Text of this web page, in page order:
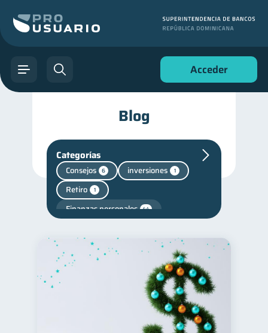
Acceder
Blog
Categorías
Consejos 6 inversiones 1
Retiro 1
Finanzas personales 44
Educación financiera
Finanzas para jóvenes 30
22